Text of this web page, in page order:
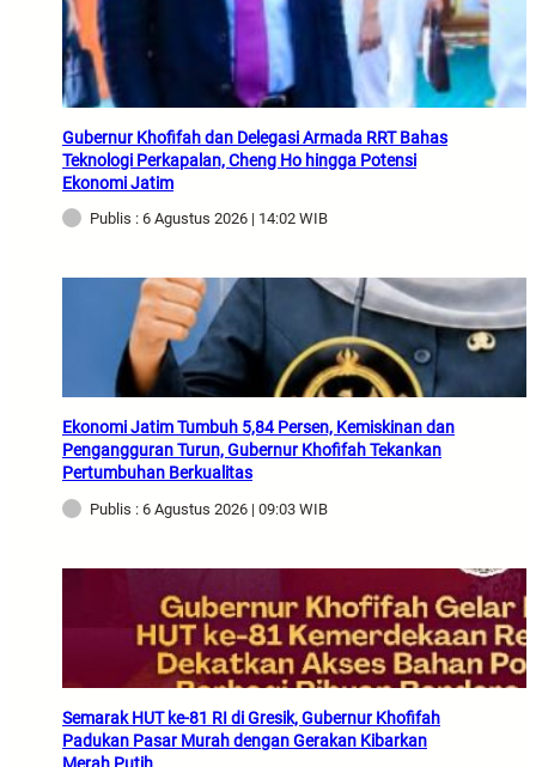
Gubernur Khofifah dan Delegasi Armada RRT Bahas
Teknologi Perkapalan, Cheng Ho hingga Potensi
Ekonomi Jatim
Publis : 6 Agustus 2026 | 14:02 WIB
Ekonomi Jatim Tumbuh 5,84 Persen, Kemiskinan dan
Pengangguran Turun, Gubernur Khofifah Tekankan
Pertumbuhan Berkualitas
Publis : 6 Agustus 2026 | 09:03 WIB
Semarak HUT ke-81 RI di Gresik, Gubernur Khofifah
Padukan Pasar Murah dengan Gerakan Kibarkan